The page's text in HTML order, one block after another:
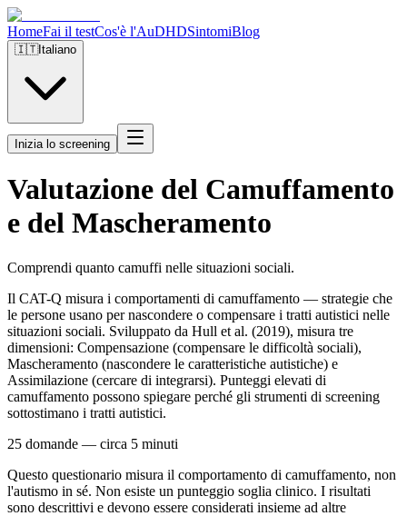
HomeFai il testCos'è l'AuDHDSintomiBlog
🇮🇹Italiano
Inizia lo screening
Valutazione del Camuffamento
e del Mascheramento
Comprendi quanto camuffi nelle situazioni sociali.
Il CAT-Q misura i comportamenti di camuffamento — strategie che
le persone usano per nascondere o compensare i tratti autistici nelle
situazioni sociali. Sviluppato da Hull et al. (2019), misura tre
dimensioni: Compensazione (compensare le difficoltà sociali),
Mascheramento (nascondere le caratteristiche autistiche) e
Assimilazione (cercare di integrarsi). Punteggi elevati di
camuffamento possono spiegare perché gli strumenti di screening
sottostimano i tratti autistici.
25 domande — circa 5 minuti
Questo questionario misura il comportamento di camuffamento, non
l'autismo in sé. Non esiste un punteggio soglia clinico. I risultati
sono descrittivi e devono essere considerati insieme ad altre